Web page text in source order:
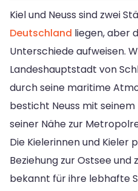
Kiel und Neuss sind zwei
Deutschland liegen, aber
Unterschiede aufweisen.
Landeshauptstadt von
durch seine maritime
besticht Neuss mit
seiner Nähe zur
Die Kielerinnen und Kieler
Beziehung zur Ostsee und
bekannt für ihre lebhafte